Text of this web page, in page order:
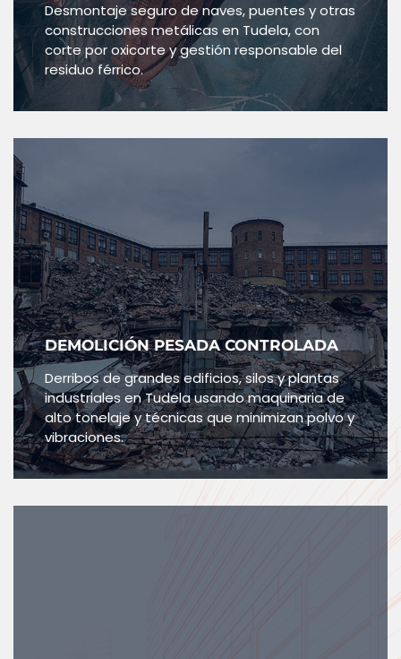
Desmontaje seguro de naves, puentes y otras
construcciones metálicas en Tudela, con
corte por oxicorte y gestión responsable del
residuo férrico.
DEMOLICIÓN PESADA CONTROLADA
Derribos de grandes edificios, silos y plantas
industriales en Tudela usando maquinaria de
alto tonelaje y técnicas que minimizan polvo y
vibraciones.